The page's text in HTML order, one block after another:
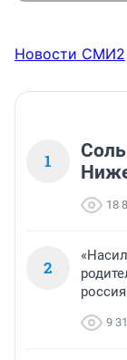
Новости СМИ2
1
18
2
9